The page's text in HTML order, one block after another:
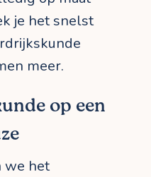
je het snelst
meer.
op een
we het